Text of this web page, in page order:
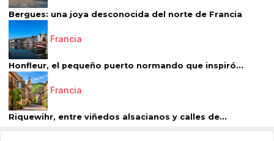
Bergues: una joya desconocida del norte de Francia
Francia
Honfleur, el pequeño puerto normando que inspiró...
Francia
Riquewihr, entre viñedos alsacianos y calles de...